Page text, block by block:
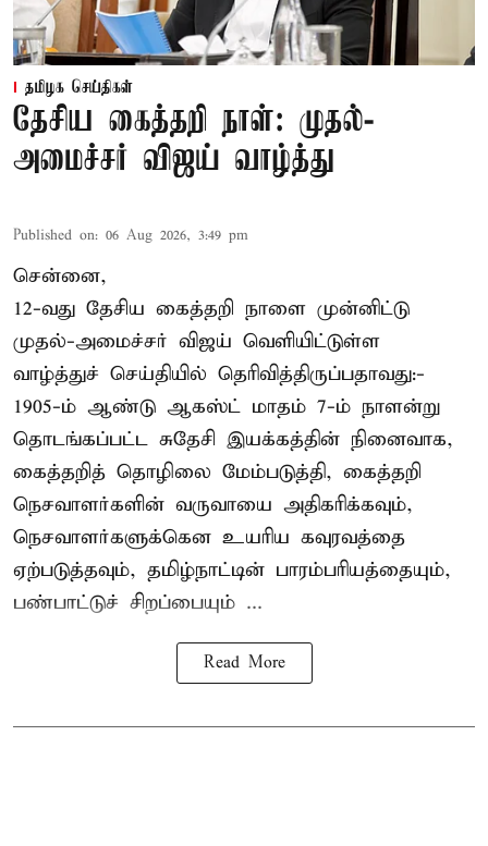
தமிழக செய்திகள்
தேசிய கைத்தறி நாள்: முதல்-
அமைச்சர் விஜய் வாழ்த்து
Published on: 06 Aug 2026, 3:49 pm
சென்னை,
12-வது தேசிய கைத்தறி நாளை முன்னிட்டு
முதல்-அமைச்சர் விஜய் வெளியிட்டுள்ள
வாழ்த்துச் செய்தியில் தெரிவித்திருப்பதாவது:-
1905-ம் ஆண்டு ஆகஸ்ட் மாதம் 7-ம் நாளன்று
தொடங்கப்பட்ட சுதேசி இயக்கத்தின் நினைவாக,
கைத்தறித் தொழிலை மேம்படுத்தி, கைத்தறி
நெசவாளர்களின் வருவாயை அதிகரிக்கவும்,
நெசவாளர்களுக்கென உயரிய கவுரவத்தை
ஏற்படுத்தவும், தமிழ்நாட்டின் பாரம்பரியத்தையும்,
பண்பாட்டுச் சிறப்பையும் ...
Read More